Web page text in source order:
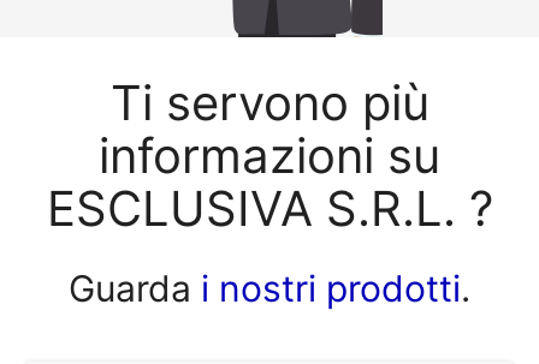
Ti servono più
informazioni su
ESCLUSIVA S.R.L. ?
Guarda i nostri prodotti.